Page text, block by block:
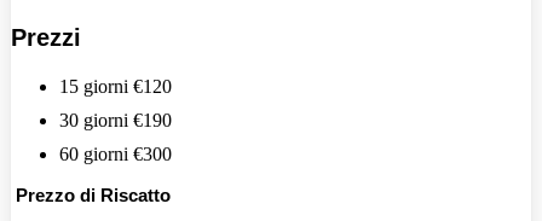
Prezzi
15 giorni €120
30 giorni €190
60 giorni €300
Prezzo di Riscatto